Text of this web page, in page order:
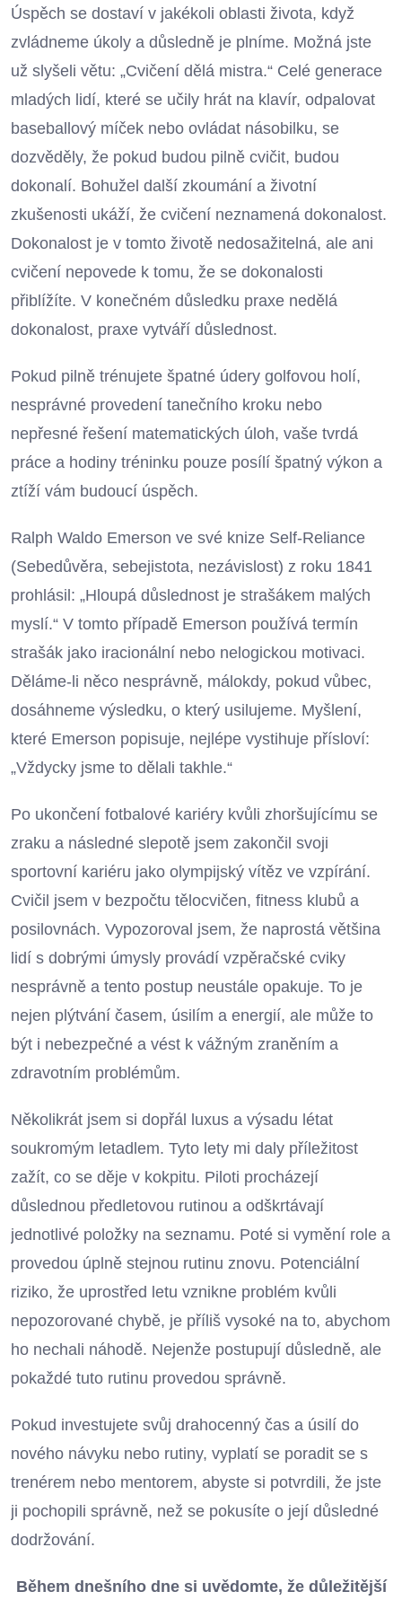
Úspěch se dostaví v jakékoli oblasti života, když
zvládneme úkoly a důsledně je plníme. Možná jste
už slyšeli větu: „Cvičení dělá mistra.“ Celé generace
mladých lidí, které se učily hrát na klavír, odpalovat
baseballový míček nebo ovládat násobilku, se
dozvěděly, že pokud budou pilně cvičit, budou
dokonalí. Bohužel další zkoumání a životní
zkušenosti ukáží, že cvičení neznamená dokonalost.
Dokonalost je v tomto životě nedosažitelná, ale ani
cvičení nepovede k tomu, že se dokonalosti
přiblížíte. V konečném důsledku praxe nedělá
dokonalost, praxe vytváří důslednost.
Pokud pilně trénujete špatné údery golfovou holí,
nesprávné provedení tanečního kroku nebo
nepřesné řešení matematických úloh, vaše tvrdá
práce a hodiny tréninku pouze posílí špatný výkon a
ztíží vám budoucí úspěch.
Ralph Waldo Emerson ve své knize Self-Reliance
(Sebedůvěra, sebejistota, nezávislost) z roku 1841
prohlásil: „Hloupá důslednost je strašákem malých
myslí.“ V tomto případě Emerson používá termín
strašák jako iracionální nebo nelogickou motivaci.
Děláme-li něco nesprávně, málokdy, pokud vůbec,
dosáhneme výsledku, o který usilujeme. Myšlení,
které Emerson popisuje, nejlépe vystihuje přísloví:
„Vždycky jsme to dělali takhle.“
Po ukončení fotbalové kariéry kvůli zhoršujícímu se
zraku a následné slepotě jsem zakončil svoji
sportovní kariéru jako olympijský vítěz ve vzpírání.
Cvičil jsem v bezpočtu tělocvičen, fitness klubů a
posilovnách. Vypozoroval jsem, že naprostá většina
lidí s dobrými úmysly provádí vzpěračské cviky
nesprávně a tento postup neustále opakuje. To je
nejen plýtvání časem, úsilím a energií, ale může to
být i nebezpečné a vést k vážným zraněním a
zdravotním problémům.
Několikrát jsem si dopřál luxus a výsadu létat
soukromým letadlem. Tyto lety mi daly příležitost
zažít, co se děje v kokpitu. Piloti procházejí
důslednou předletovou rutinou a odškrtávají
jednotlivé položky na seznamu. Poté si vymění role a
provedou úplně stejnou rutinu znovu. Potenciální
riziko, že uprostřed letu vznikne problém kvůli
nepozorované chybě, je příliš vysoké na to, abychom
ho nechali náhodě. Nejenže postupují důsledně, ale
pokaždé tuto rutinu provedou správně.
Pokud investujete svůj drahocenný čas a úsilí do
nového návyku nebo rutiny, vyplatí se poradit se s
trenérem nebo mentorem, abyste si potvrdili, že jste
ji pochopili správně, než se pokusíte o její důsledné
dodržování.
Během dnešního dne si uvědomte, že důležitější